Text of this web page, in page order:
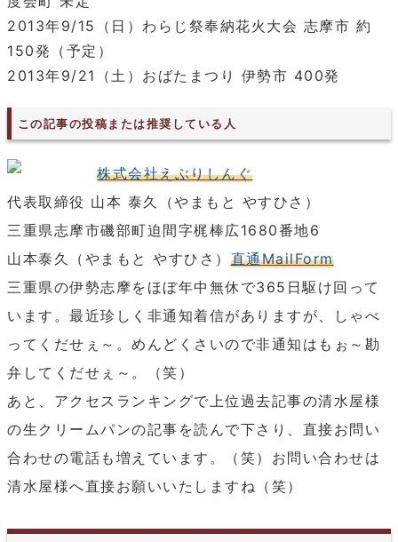
2013年9/15（日）わらじ祭奉納花火大会 志摩市 約
150発（予定）
2013年9/21（土）おばたまつり 伊勢市 400発
この記事の投稿または推奨している人
株式会社えぶりしんぐ
代表取締役 山本 泰久（やまもと やすひさ）
三重県志摩市磯部町迫間字梶棒広1680番地6
山本泰久（やまもと やすひさ） 直通MailForm
三重県の伊勢志摩をほぼ年中無休で365日駆け回って
います。最近珍しく非通知着信がありますが、しゃべ
ってくだせぇ～。めんどくさいので非通知はもぉ～勘
弁してくだせぇ～。（笑）
あと、アクセスランキングで上位過去記事の清水屋様
の生クリームパンの記事を読んで下さり、直接お問い
合わせの電話も増えています。（笑）お問い合わせは
清水屋様へ直接お願いいたしますね（笑）